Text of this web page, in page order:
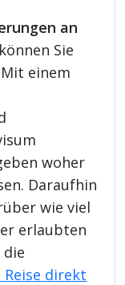
an
Sie
einem
woher
Daraufhin
wie viel
erlaubten
direkt